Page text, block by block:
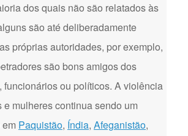
dos quais não são relatados às
são até deliberadamente
próprias autoridades, por exemplo,
são bons amigos dos
funcionários ou políticos. A violência
e mulheres continua sendo um
Paquistão, Índia, Afeganistão,